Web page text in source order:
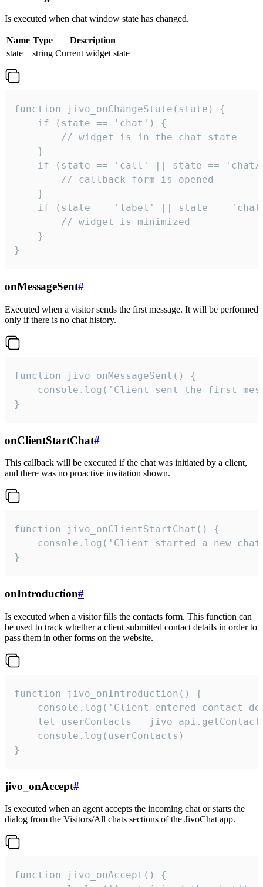
Is executed when chat window state has changed.
Name Type
Description
state
string Current widget state
function jivo_onChangeState(state) {
    if (state == 'chat') {
        // widget is in the chat state
    }
if (state == 'call' || state ==
        // callback form is opened
    }
if (state == 'label' || state ==
        // widget is minimized
    }
}
onMessageSent#
Executed when a visitor sends the first message. It will be performed
only if there is no chat history.
function jivo_onMessageSent() {
console.log('Client sent the first
}
onClientStartChat#
This callback will be executed if the chat was initiated by a client,
and there was no proactive invitation shown.
function jivo_onClientStartChat() {
console.log('Client started a new
}
onIntroduction#
Is executed when a visitor fills the contacts form. This function can
be used to track whether a client submitted contact details in order to
pass them in other forms on the website.
function jivo_onIntroduction() {
console.log('Client entered contact
let userContacts =
    console.log(userContacts)
}
jivo_onAccept#
Is executed when an agent accepts the incoming chat or starts the
dialog from the Visitors/All chats sections of the JivoChat app.
function jivo_onAccept() {